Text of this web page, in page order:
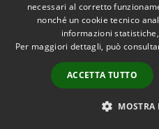
Accessibilità
necessari al corretto
nonché un cookie tecnico
informazioni
Per maggiori dettagli, può
ACCETTA TUTTO
MOSTRA